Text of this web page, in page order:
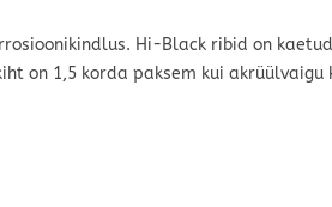
Hi-Black ribid on
on 1,5 korda paksem kui